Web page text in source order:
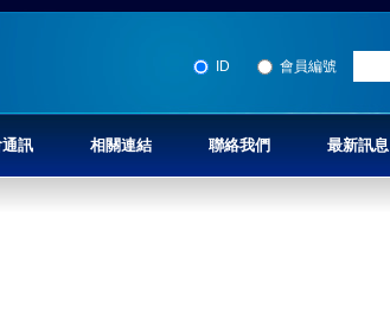
ID 會員編號
訊 相關連結 聯絡我們 最新訊息